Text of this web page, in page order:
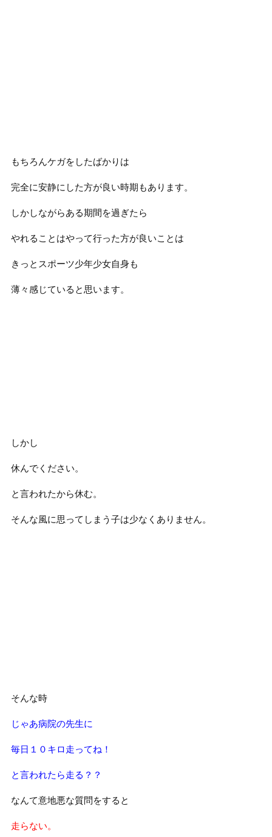
もちろんケガをしたばかりは
完全に安静にした方が良い時期もあります。
しかしながらある期間を過ぎたら
やれることはやって行った方が良いことは
きっとスポーツ少年少女自身も
薄々感じていると思います。
しかし
休んでください。
と言われたから休む。
そんな風に思ってしまう子は少なくありません。
そんな時
じゃあ病院の先生に
毎日１０キロ走ってね！
と言われたら走る？？
なんて意地悪な質問をすると
走らない。